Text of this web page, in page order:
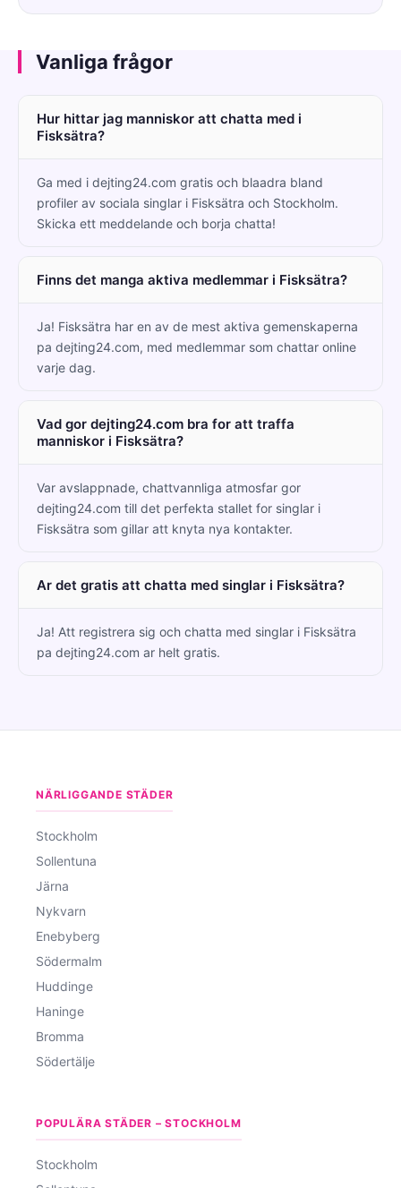
Vanliga frågor
Hur hittar jag manniskor att chatta med i
Fisksätra?
Ga med i dejting24.com gratis och blaadra bland
profiler av sociala singlar i Fisksätra och Stockholm.
Skicka ett meddelande och borja chatta!
Finns det manga aktiva medlemmar i Fisksätra?
Ja! Fisksätra har en av de mest aktiva gemenskaperna
pa dejting24.com, med medlemmar som chattar online
varje dag.
Vad gor dejting24.com bra for att traffa
manniskor i Fisksätra?
Var avslappnade, chattvannliga atmosfar gor
dejting24.com till det perfekta stallet for singlar i
Fisksätra som gillar att knyta nya kontakter.
Ar det gratis att chatta med singlar i Fisksätra?
Ja! Att registrera sig och chatta med singlar i Fisksätra
pa dejting24.com ar helt gratis.
NÄRLIGGANDE STÄDER
Stockholm
Sollentuna
Järna
Nykvarn
Enebyberg
Södermalm
Huddinge
Haninge
Bromma
Södertälje
POPULÄRA STÄDER – STOCKHOLM
Stockholm